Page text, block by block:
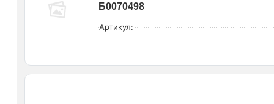
Б0070498
Артикул: